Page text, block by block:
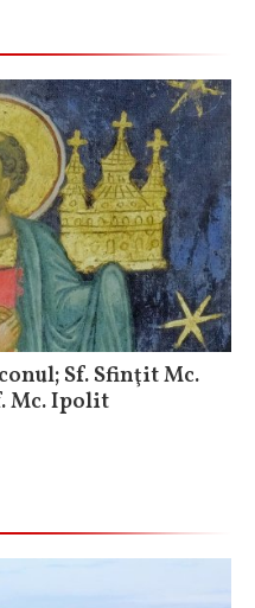
Sf. Sfinţit Mc.
Mc. Ipolit